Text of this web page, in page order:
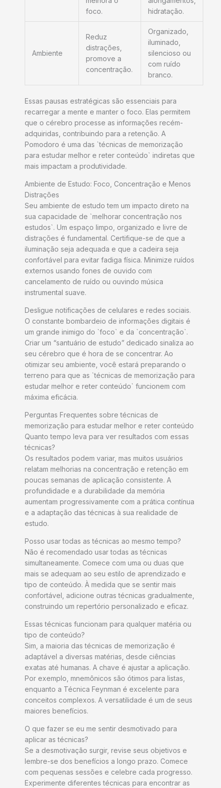
foco.
hidratação.
Ambiente
Reduz
distrações,
promove a
concentração.
Organizado,
iluminado,
silencioso ou
com ruído
branco.
Essas pausas estratégicas são essenciais para
recarregar a mente e manter o foco. Elas permitem
que o cérebro processe as informações recém-
adquiridas, contribuindo para a retenção. A
Pomodoro é uma das `técnicas de memorização
para estudar melhor e reter conteúdo` indiretas que
mais impactam a produtividade.
Ambiente de Estudo: Foco, Concentração e Menos
Distrações
Seu ambiente de estudo tem um impacto direto na
sua capacidade de `melhorar concentração nos
estudos`. Um espaço limpo, organizado e livre de
distrações é fundamental. Certifique-se de que a
iluminação seja adequada e que a cadeira seja
confortável para evitar fadiga física. Minimize ruídos
externos usando fones de ouvido com
cancelamento de ruído ou ouvindo música
instrumental suave.
Desligue notificações de celulares e redes sociais.
O constante bombardeio de informações digitais é
um grande inimigo do `foco` e da `concentração`.
Criar um “santuário de estudo” dedicado sinaliza ao
seu cérebro que é hora de se concentrar. Ao
otimizar seu ambiente, você estará preparando o
terreno para que as `técnicas de memorização para
estudar melhor e reter conteúdo` funcionem com
máxima eficácia.
Perguntas Frequentes sobre técnicas de
memorização para estudar melhor e reter conteúdo
Quanto tempo leva para ver resultados com essas
técnicas?
Os resultados podem variar, mas muitos usuários
relatam melhorias na concentração e retenção em
poucas semanas de aplicação consistente. A
profundidade e a durabilidade da memória
aumentam progressivamente com a prática contínua
e a adaptação das técnicas à sua realidade de
estudo.
Posso usar todas as técnicas ao mesmo tempo?
Não é recomendado usar todas as técnicas
simultaneamente. Comece com uma ou duas que
mais se adequam ao seu estilo de aprendizado e
tipo de conteúdo. À medida que se sentir mais
confortável, adicione outras técnicas gradualmente,
construindo um repertório personalizado e eficaz.
Essas técnicas funcionam para qualquer matéria ou
tipo de conteúdo?
Sim, a maioria das técnicas de memorização é
adaptável a diversas matérias, desde ciências
exatas até humanas. A chave é ajustar a aplicação.
Por exemplo, mnemônicos são ótimos para listas,
enquanto a Técnica Feynman é excelente para
conceitos complexos. A versatilidade é um de seus
maiores benefícios.
O que fazer se eu me sentir desmotivado para
aplicar as técnicas?
Se a desmotivação surgir, revise seus objetivos e
lembre-se dos benefícios a longo prazo. Comece
com pequenas sessões e celebre cada progresso.
Experimente diferentes técnicas para encontrar as